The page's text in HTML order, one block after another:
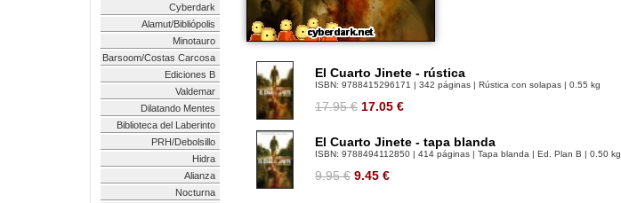
Cyberdark
Alamut/Bibliópolis
Minotauro
Barsoom/Costas Carcosa
Ediciones B
Valdemar
Dilatando Mentes
Biblioteca del Laberinto
PRH/Debolsillo
Hidra
Alianza
Nocturna
El Cuarto Jinete - rústica
ISBN: 9788415296171 | 342 páginas | Rústica con solapas | 0.55 kg
17.95 € 17.05 €
El Cuarto Jinete - tapa blanda
ISBN: 9788494112850 | 414 páginas | Tapa blanda | Ed. Plan B | 0.50 kg
9.95 € 9.45 €